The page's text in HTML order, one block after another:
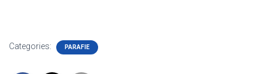
Categories: PARAFIE